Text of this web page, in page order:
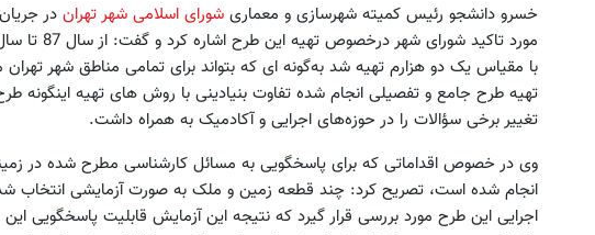
خسرو دانشجو رئیس کمیته شهرسازی و معماری شورای اسلامی شهر تهران در
با مقیاس یک‌ دو هزارم تهیه شد به‌گونه ای که بتواند برای تمامی مناطق شهر
تهیه طرح جامع و تفصیلی انجام شده تفاوت بنیادینی با روش های تهیه اینگونه
تغییر برخی سؤالات را در حوزه‌های اجرایی و آکادمیک به همراه داشت.
وی در خصوص اقداماتی که برای پاسخگویی به مسائل کارشناسی مطرح شده در
انجام شده است، تصریح کرد: چند قطعه زمین و ملک به صورت آزمایشی انتخاب